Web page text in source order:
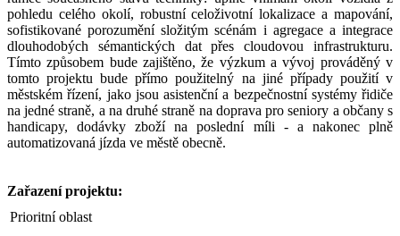
pohledu celého okolí, robustní celoživotní lokalizace a mapování,
sofistikované porozumění složitým scénám i agregace a integrace
dlouhodobých sémantických dat přes cloudovou infrastrukturu.
Tímto způsobem bude zajištěno, že výzkum a vývoj prováděný v
tomto projektu bude přímo použitelný na jiné případy použití v
městském řízení, jako jsou asistenční a bezpečnostní systémy řidiče
na jedné straně, a na druhé straně na doprava pro seniory a občany s
handicapy, dodávky zboží na poslední míli - a nakonec plně
automatizovaná jízda ve městě obecně.
Zařazení projektu:
Prioritní oblast